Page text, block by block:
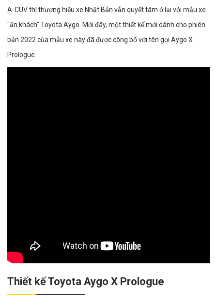
A-CUV thì thương hiệu xe Nhật Bản vẫn quyết tâm ở lại với mẫu xe
"ăn khách" Toyota Aygo. Mới đây, một thiết kế mới dành cho phiên
bản 2022 của mẫu xe này đã được công bố với tên gọi Aygo X
Prologue.
Thiết kế Toyota Aygo X Prologue